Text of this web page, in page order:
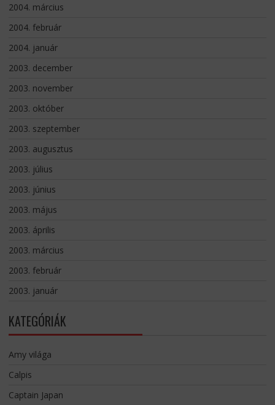
2004. március
2004. február
2004. január
2003. december
2003. november
2003. október
2003. szeptember
2003. augusztus
2003. július
2003. június
2003. május
2003. április
2003. március
2003. február
2003. január
KATEGÓRIÁK
Amy világa
Calpis
Captain Japan